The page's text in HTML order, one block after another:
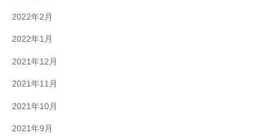
2022年2月
2022年1月
2021年12月
2021年11月
2021年10月
2021年9月